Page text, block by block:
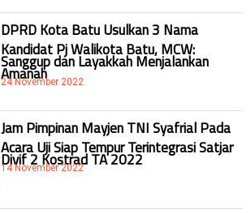
DPRD Kota Batu Usulkan 3 Nama
Kandidat Pj Walikota Batu, MCW:
Sanggup dan Layakkah Menjalankan
Amanah
24 November 2022
Jam Pimpinan Mayjen TNI Syafrial Pada
Acara Uji Siap Tempur Terintegrasi Satjar
Divif 2 Kostrad TA 2022
14 November 2022